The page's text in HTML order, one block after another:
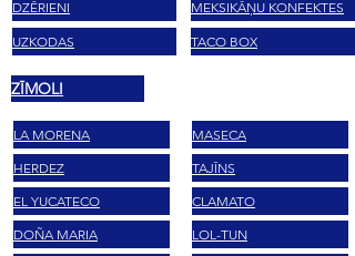
DZĒRIENI
UZKODAS
MEKSIKĀŅU KONFEKTES
TACO BOX
ZĪMOLI
LA MORENA
HERDEZ
EL YUCATECO
DOÑA MARIA
MASECA
TAJĪNS
CLAMATO
LOL-TUN